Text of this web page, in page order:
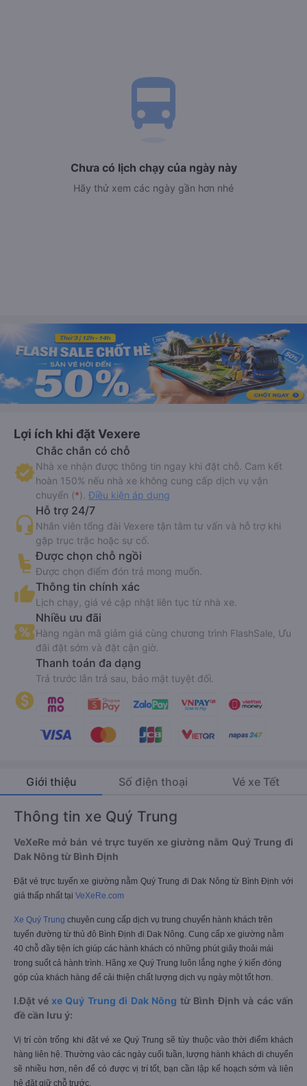
directions_bus
Chưa có lịch chạy của ngày này
Hãy thử xem các ngày gần hơn nhé
Lợi ích khi đặt Vexere
Chắc chắn có chỗ
Nhà xe nhận được thông tin ngay khi đặt chỗ. Cam kết
hoàn 150% nếu nhà xe không cung cấp dịch vụ vận
chuyển (*). Điều kiện áp dụng
Hỗ trợ 24/7
Nhân viên tổng đài Vexere tận tâm tư vấn và hỗ trợ khi
gặp trục trặc hoặc sự cố.
Được chọn chỗ ngồi
Được chọn điểm đón trả mong muốn.
Thông tin chính xác
Lịch chạy, giá vé cập nhật liên tục từ nhà xe.
Nhiều ưu đãi
Hàng ngàn mã giảm giá cùng chương trình FlashSale, Ưu
đãi đặt sớm và đặt cận giờ.
Thanh toán đa dạng
Trả trước lẫn trả sau, bảo mật tuyệt đối.
Giới thiệu Số điện thoại Vé xe Tết
Thông tin xe Quý Trung
VeXeRe mở bán vé trực tuyến xe giường nằm Quý Trung đi
Dak Nông từ Bình Định
Đặt vé trực tuyến xe giường nằm Quý Trung đi Dak Nông từ Bình Định với
giá thấp nhất tại VeXeRe.com
Xe Quý Trung chuyên cung cấp dịch vụ trung chuyển hành khách trên
tuyến đường từ thủ đô Bình Định đi Dak Nông. Cung cấp xe giường nằm
40 chỗ đầy tiện ích giúp các hành khách có những phút giây thoải mái
trong suốt cả hành trình. Hãng xe Quý Trung luôn lắng nghe ý kiến đóng
góp của khách hàng để cải thiện chất lượng dịch vụ ngày một tốt hơn.
I.Đặt vé xe Quý Trung đi Dak Nông từ Bình Định và các vấn
đề cần lưu ý:
Vị trí còn trống khi đặt vé xe Quý Trung sẽ tùy thuộc vào thời điểm khách
hàng liên hệ. Thường vào các ngày cuối tuần, lượng hành khách di chuyển
sẽ nhiều hơn, nên để có được vị trí tốt, bạn cần lập kế hoạch sớm và liên
hệ đặt giữ chỗ trước.